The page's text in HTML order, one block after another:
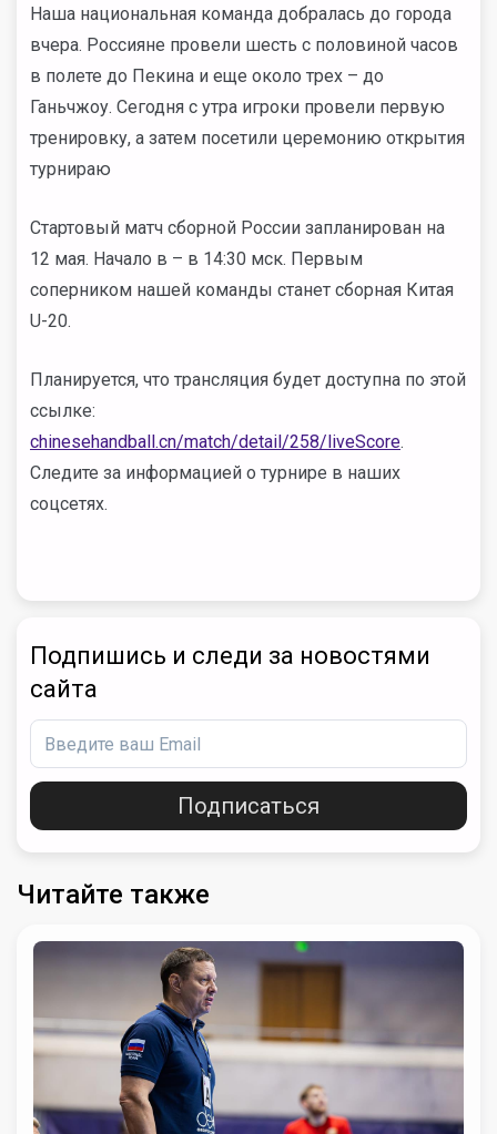
Наша национальная команда добралась до города
вчера. Россияне провели шесть с половиной часов
в полете до Пекина и еще около трех – до
Ганьчжоу. Сегодня с утра игроки провели первую
тренировку, а затем посетили церемонию открытия
турнираю
Стартовый матч сборной России запланирован на
12 мая. Начало в – в 14:30 мск. Первым
соперником нашей команды станет сборная Китая
U-20.
Планируется, что трансляция будет доступна по этой
ссылке:
chinesehandball.cn/match/detail/258/liveScore.
Следите за информацией о турнире в наших
соцсетях.
Подпишись и следи за новостями
сайта
Подписаться
Читайте также